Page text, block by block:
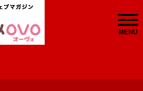
MENU